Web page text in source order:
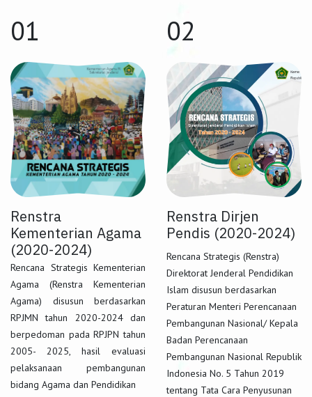
01
Renstra
Kementerian Agama
(2020-2024)
Rencana Strategis Kementerian
Agama (Renstra Kementerian
Agama) disusun berdasarkan
RPJMN tahun 2020-2024 dan
berpedoman pada RPJPN tahun
2005- 2025, hasil evaluasi
pelaksanaan pembangunan
bidang Agama dan Pendidikan
02
Renstra Dirjen
Pendis (2020-2024)​
Rencana Strategis (Renstra)
Direktorat Jenderal Pendidikan
Islam disusun berdasarkan
Peraturan Menteri Perencanaan
Pembangunan Nasional/ Kepala
Badan Perencanaan
Pembangunan Nasional Republik
Indonesia No. 5 Tahun 2019
tentang Tata Cara Penyusunan